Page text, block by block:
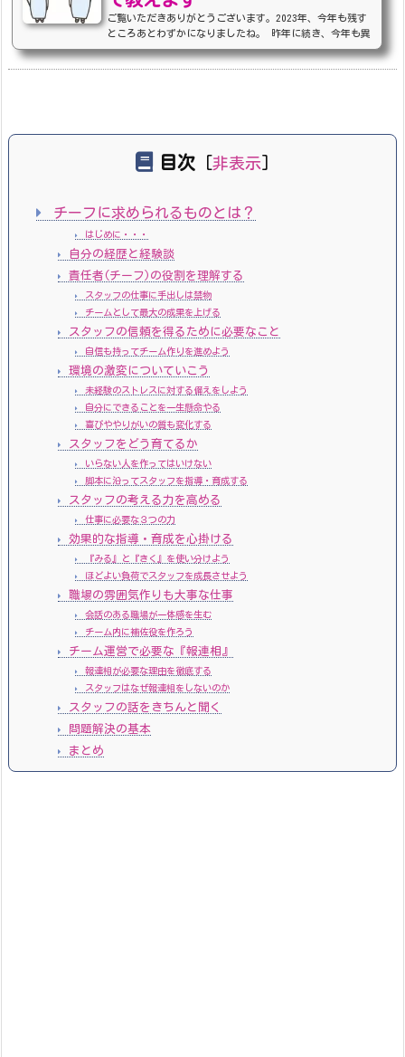
ご覧いただきありがとうございます。2023年、今年も残す
ところあとわずかになりましたね。 昨年に続き、今年も異
動があり、バタバタしてましたが、現在は現場にも慣れ、チ
ーフ業に専念しております。 そして、相変わらず、値上げ
目次 非表示
チーフに求められるものとは？
はじめに・・・
自分の経歴と経験談
責任者(チーフ)の役割を理解する
スタッフの仕事に手出しは禁物
チームとして最大の成果を上げる
スタッフの信頼を得るために必要なこと
自信も持ってチーム作りを進めよう
環境の激変についていこう
未経験のストレスに対する備えをしよう
自分にできることを一生懸命やる
喜びややりがいの質も変化する
スタッフをどう育てるか
いらない人を作ってはいけない
脚本に沿ってスタッフを指導・育成する
スタッフの考える力を高める
仕事に必要な３つの力
効果的な指導・育成を心掛ける
『みる』と『きく』を使い分けよう
ほどよい負荷でスタッフを成長させよう
職場の雰囲気作りも大事な仕事
会話のある職場が一体感を生む
チーム内に補佐役を作ろう
チーム運営で必要な『報連相』
報連相が必要な理由を徹底する
スタッフはなぜ報連相をしないのか
スタッフの話をきちんと聞く
問題解決の基本
まとめ